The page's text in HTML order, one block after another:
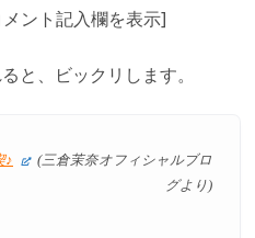
ント記入欄を表示]
と、ビックリします。
♪
(三倉茉奈オフィシャルブロ
グより)